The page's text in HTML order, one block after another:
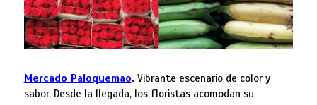
Mercado Paloquemao. Vibrante escenario de color y
sabor. Desde la llegada, los floristas acomodan su